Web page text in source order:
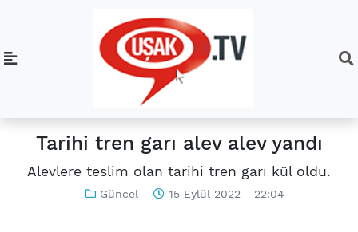
Tarihi tren garı alev alev yandı
Alevlere teslim olan tarihi tren garı kül oldu.
Güncel 15 Eylül 2022 - 22:04